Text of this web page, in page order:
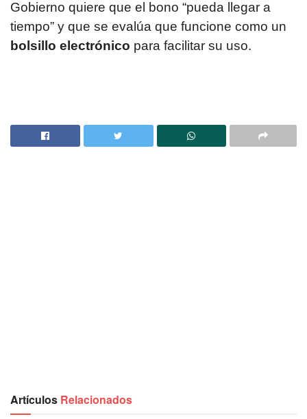
Gobierno quiere que el bono “pueda llegar a
tiempo” y que se evalúa que funcione como un
bolsillo electrónico para facilitar su uso.
Artículos Relacionados